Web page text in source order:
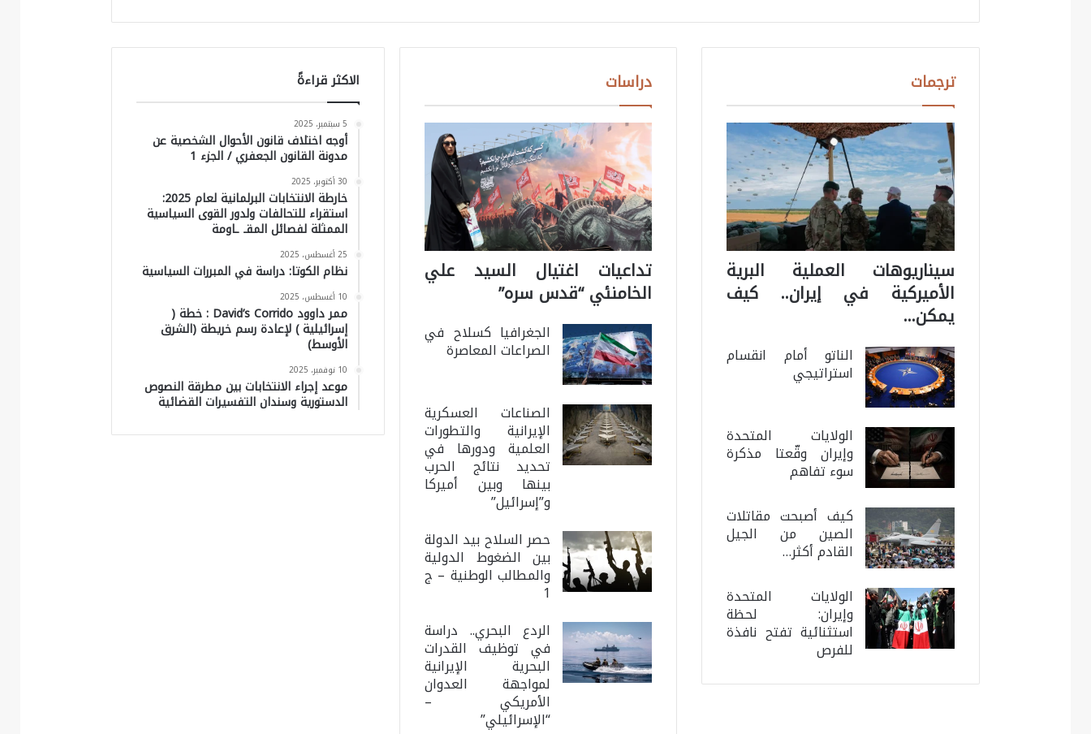
ترجمات
سيناريوهات العملية البرية
الأميركية في إيران.. كيف
يمكن…
الناتو أمام انقسام
استراتيجي
الولايات المتحدة
وإيران وقّعتا مذكرة
سوء تفاهم
كيف أصبحت مقاتلات
الصين من الجيل
القادم أكثر…
الولايات المتحدة
وإيران: لحظة
استثنائية تفتح نافذة
للفرص
دراسات
تداعيات اغتيال السيد علي
الخامنئي “قدس سره”
الجغرافيا كسلاح في
الصراعات المعاصرة
الصناعات العسكرية
الإيرانية والتطورات
العلمية ودورها في
تحديد نتائج الحرب
بينها وبين أميركا
و”إسرائيل”
حصر السلاح بيد الدولة
بين الضغوط الدولية
والمطالب الوطنية – ج
1
الردع البحري.. دراسة
في توظيف القدرات
البحرية الإيرانية
لمواجهة العدوان
الأمريكي –
“الإسرائيلي”
الاكثر قراءةً
5 سبتمبر، 2025
أوجه اختلاف قانون الأحوال الشخصية عن
مدونة القانون الجعفري / الجزء 1
30 أكتوبر، 2025
خارطة الانتخابات البرلمانية لعام 2025:
استقراء للتحالفات ولدور القوى السياسية
الممثلة لفصائل المقـ ـاومة
25 أغسطس، 2025
نظام الكوتا: دراسة في المبررات السياسية
10 أغسطس، 2025
ممر داوود David’s Corrido : خطة (
إسرائيلية ) لإعادة رسم خريطة (الشرق
الأوسط)
10 نوفمبر، 2025
موعد إجراء الانتخابات بين مطرقة النصوص
الدستورية وسندان التفسيرات القضائية